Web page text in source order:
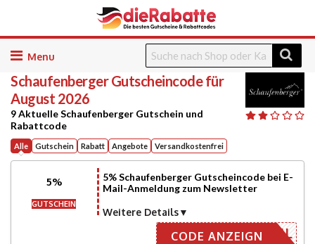
Skip
content
SchaufenbergerGutscheincode für
August 2026
9 Aktuelle Schaufenberger Gutschein und
Rabattcode
Alle Gutschein Rabatt Angebote Versandkostenfrei
5%
GUTSCHEIN
5% Schaufenberger Gutscheincode bei E-
Mail-Anmeldung zum Newsletter
Weitere Details
ER EMAIL
CODE ANZEIGN